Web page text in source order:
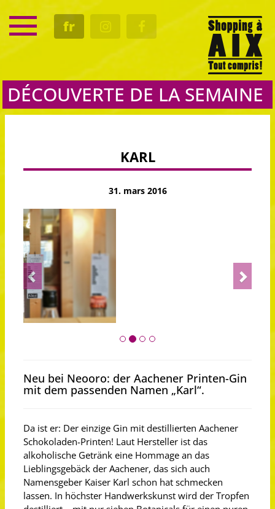
fr
SERVICE
RENDEZ-VOUS
DÉCOUVERTE DE LA SEMAINE
KARL
31. mars 2016
Previous Next
Neu bei Neooro: der Aachener Printen-Gin
mit dem passenden Namen „Karl“.
Da ist er: Der einzige Gin mit destillierten Aachener
Schokoladen-Printen! Laut Hersteller ist das
alkoholische Getränk eine Hommage an das
Lieblingsgebäck der Aachener, das sich auch
Namensgeber Kaiser Karl schon hat schmecken
lassen. In höchster Handwerkskunst wird der Tropfen